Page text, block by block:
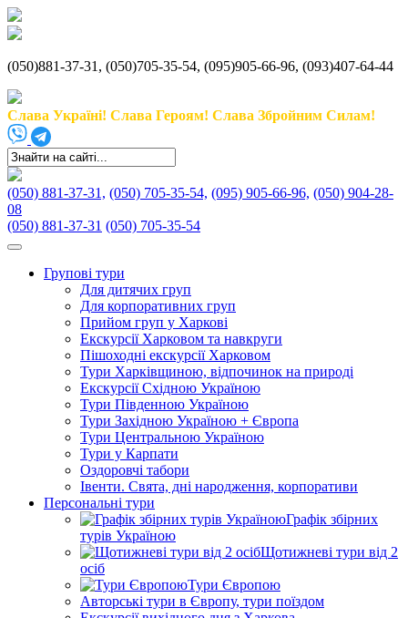
(050)881-37-31, (050)705-35-54, (095)905-66-96, (093)407-64-44
Слава Україні! Слава Героям! Слава Збройним Силам!
(050) 881-37-31, (050) 705-35-54, (095) 905-66-96, (050) 904-28-
08
(050) 881-37-31 (050) 705-35-54
Групові тури
Для дитячих груп
Для корпоративних груп
Прийом груп у Харкові
Екскурсії Харковом та навкруги
Пішоходні екскурсії Харковом
Тури Харківщиною, відпочинок на природі
Екскурсії Східною Україною
Тури Південною Україною
Тури Західною Україною + Європа
Тури Центральною Україною
Тури у Карпати
Оздоровчі табори
Івенти. Свята, дні народження, корпоративи
Персональні тури
Графік збірних
турів Україною
Щотижневі тури від 2
осіб
Тури Європою
Авторські тури в Європу, тури поїздом